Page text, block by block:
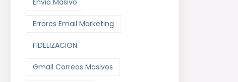
Envio Masivo
Errores Email Marketing
FIDELIZACION
Gmail Correos Masivos